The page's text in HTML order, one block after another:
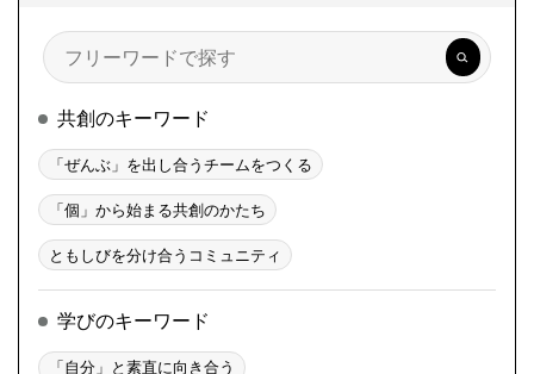
検
索
共創のキーワード
「ぜんぶ」を出し合うチームをつくる
「個」から始まる共創のかたち
ともしびを分け合うコミュニティ
学びのキーワード
「自分」と素直に向き合う